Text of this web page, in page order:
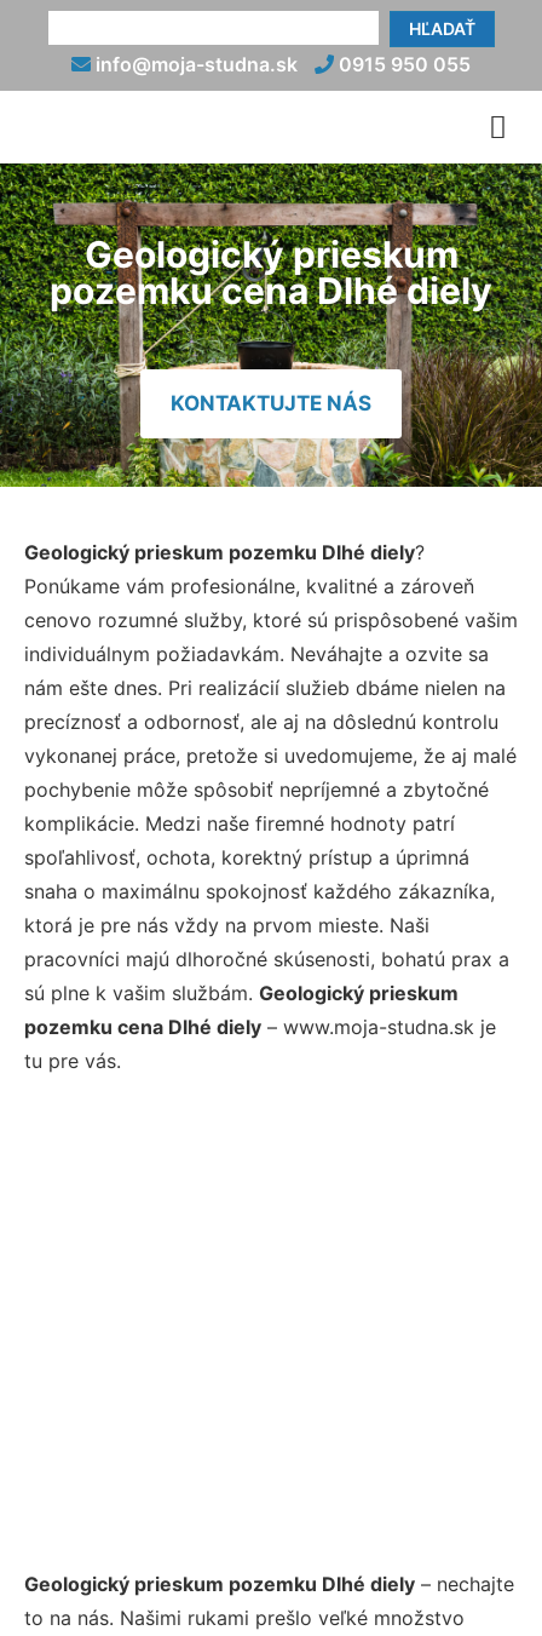
HĽADAŤ
info@moja-studna.sk 0915 950 055
Geologický prieskum
pozemku cena Dlhé diely
KONTAKTUJTE NÁS
Geologický prieskum pozemku Dlhé diely?
Ponúkame vám profesionálne, kvalitné a zároveň
cenovo rozumné služby, ktoré sú prispôsobené vašim
individuálnym požiadavkám. Neváhajte a ozvite sa
nám ešte dnes. Pri realizácií služieb dbáme nielen na
precíznosť a odbornosť, ale aj na dôslednú kontrolu
vykonanej práce, pretože si uvedomujeme, že aj malé
pochybenie môže spôsobiť nepríjemné a zbytočné
komplikácie. Medzi naše firemné hodnoty patrí
spoľahlivosť, ochota, korektný prístup a úprimná
snaha o maximálnu spokojnosť každého zákazníka,
ktorá je pre nás vždy na prvom mieste. Naši
pracovníci majú dlhoročné skúsenosti, bohatú prax a
sú plne k vašim službám. Geologický prieskum
pozemku cena Dlhé diely – www.moja-studna.sk je
tu pre vás.
Geologický prieskum pozemku Dlhé diely – nechajte
to na nás. Našimi rukami prešlo veľké množstvo